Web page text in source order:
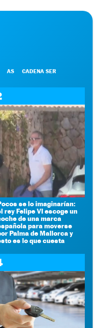
AS CADENA SER
se lo imaginarían:
rey Felipe VI escoge un
de una marca
para moverse
Palma de Mallorca y
es lo que cuesta